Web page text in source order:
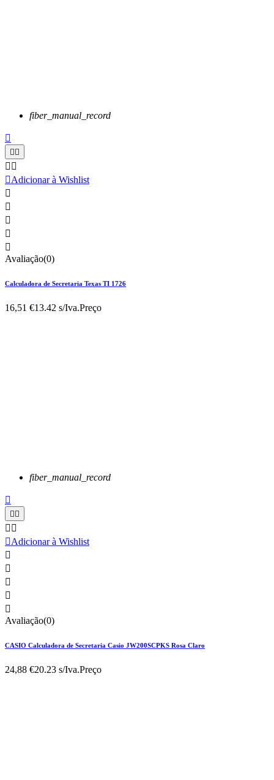
fiber_manual_record

 
 
Adicionar à Wishlist





Avaliação(0)
Calculadora de Secretaria Texas TI 1726
16,51 €13.42 s/Iva.Preço
fiber_manual_record

 
 
Adicionar à Wishlist





Avaliação(0)
CASIO Calculadora de Secretaria Casio JW200SCPKS Rosa Claro
24,88 €20.23 s/Iva.Preço